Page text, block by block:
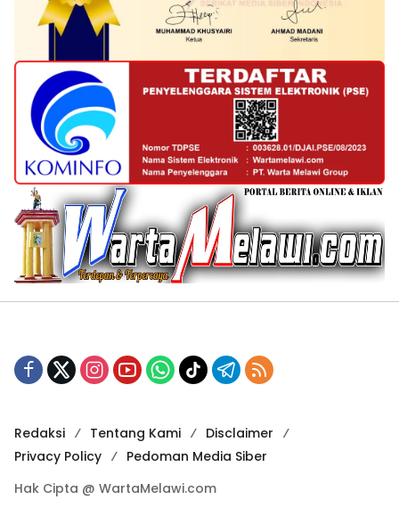
Redaksi Tentang Kami
Disclaimer
Privacy Policy
Pedoman Media Siber
Hak Cipta @ WartaMelawi.com